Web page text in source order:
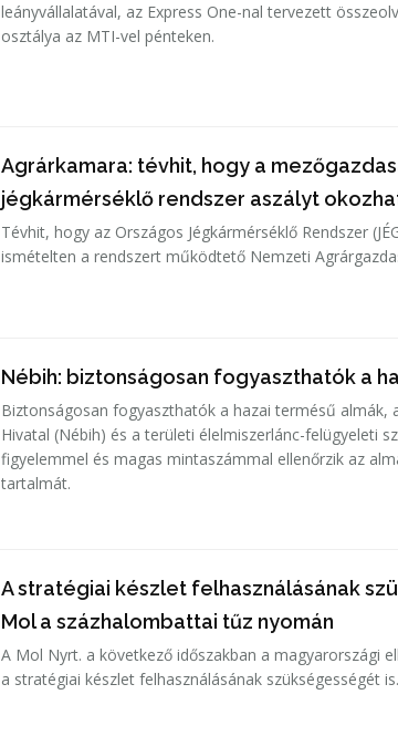
leányvállalatával, az Express One-nal tervezett
osztálya az MTI-vel pénteken.
Agrárkamara: tévhit, hogy a
jégkármérséklő rendszer aszályt
Tévhit, hogy az Országos Jégkármérséklő Rendszer
ismételten a rendszert működtető Nemzeti
Nébih: biztonságosan fogyaszthatók a
Biztonságosan fogyaszthatók a hazai termésű almák,
Hivatal (Nébih) és a területi élelmiszerlánc-felügyeleti
figyelemmel és magas mintaszámmal ellenőrzik az
tartalmát.
A stratégiai készlet felhasználásának
Mol a százhalombattai tűz nyomán
A Mol Nyrt. a következő időszakban a magyarországi
a stratégiai készlet felhasználásának szükségességét is.